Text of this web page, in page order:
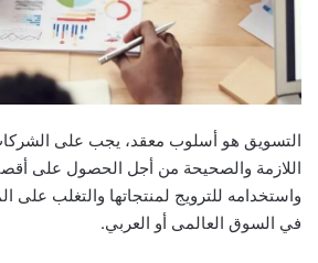
التسويق هو أسلوب معقد، يجب على
اللازمة والصحيحة من أجل الحصول على
واستخدامه للترويج لمنتجاتها والتغلب على
في السوق العالمى أو العربي.